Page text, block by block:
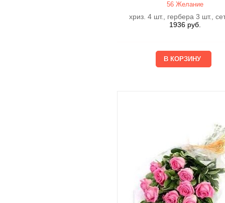
56 Желание
хриз. 4 шт., гербера 3 шт.,
1936 руб.